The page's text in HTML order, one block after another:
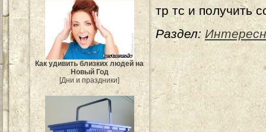
Как удивить близких людей на
Новый Год
[Дни и праздники]
тр тс и получить
Раздел: